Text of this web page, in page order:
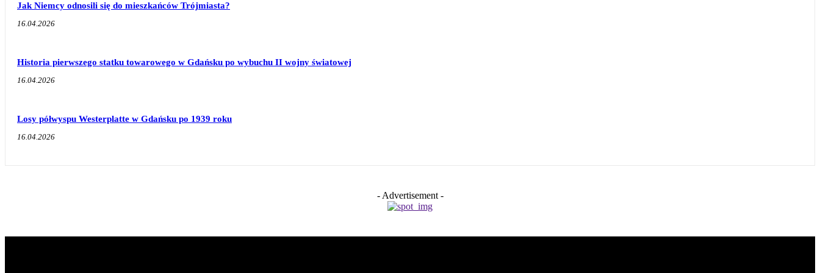
Jak Niemcy odnosili się do mieszkańców Trójmiasta?
16.04.2026
Historia pierwszego statku towarowego w Gdańsku po wybuchu II wojny światowej
16.04.2026
Losy półwyspu Westerplatte w Gdańsku po 1939 roku
16.04.2026
- Advertisement -